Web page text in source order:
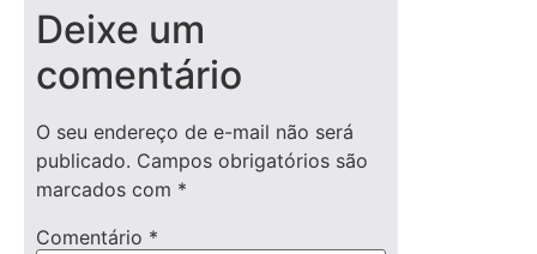
Deixe um
comentário
O seu endereço de e-mail não será
publicado. Campos obrigatórios são
marcados com *
Comentário *